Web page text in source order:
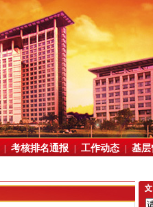
| 考核排名通报 | 工作动态 | 基层